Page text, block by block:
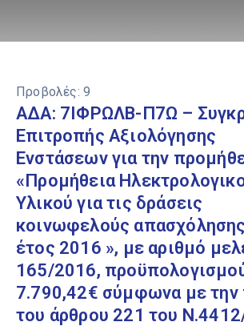
Προβολές: 9
ΑΔΑ: 7ΙΦΡΩΛΒ-Π7Ω –
Επιτροπής Αξιολόγησης
Ενστάσεων για την
«Προμήθεια
Υλικού για τις δράσεις
κοινωφελούς απασχόλησης
έτος 2016 », με αριθμό
165/2016,
7.790,42€ σύμφωνα με την
του άρθρου 221 του